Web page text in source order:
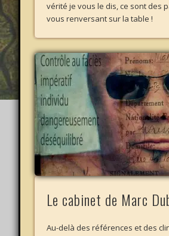
vérité je vous le dis, ce sont des
vous renversant sur la table !
Le cabinet de Marc
Au-delà des références et des